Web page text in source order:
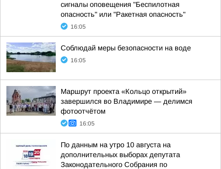
сигналы оповещения "Беспилотная
опасность" или "Ракетная опасность"
16:05
Соблюдай меры безопасности на воде
16:05
Маршрут проекта «Кольцо открытий»
завершился во Владимире — делимся
фотоотчётом
16:05
По данным на утро 10 августа на
дополнительных выборах депутата
Законодательного Собрания по